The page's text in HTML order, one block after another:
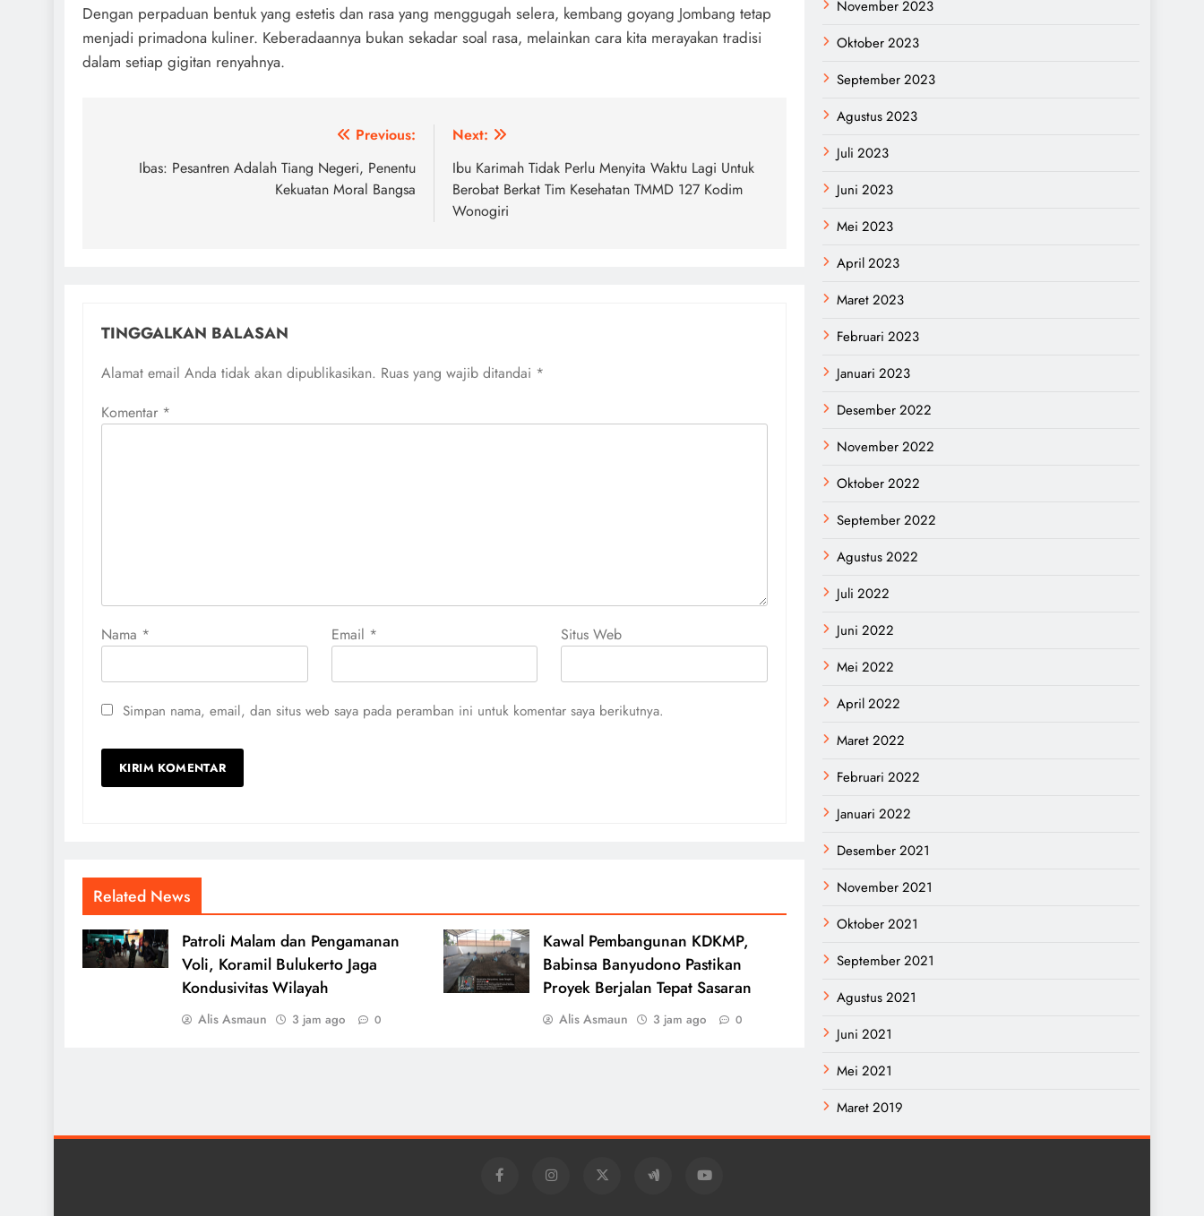
Dengan perpaduan bentuk yang estetis dan rasa yang menggugah selera, kembang goyang Jombang tetap
menjadi primadona kuliner. Keberadaannya bukan sekadar soal rasa, melainkan cara kita merayakan tradisi
dalam setiap gigitan renyahnya.
Previous:
Ibas: Pesantren Adalah Tiang Negeri, Penentu
Kekuatan Moral Bangsa
Next:
Ibu Karimah Tidak Perlu Menyita Waktu Lagi Untuk
Berobat Berkat Tim Kesehatan TMMD 127 Kodim
Wonogiri
TINGGALKAN BALASAN
Alamat email Anda tidak akan dipublikasikan. Ruas yang wajib ditandai *
Komentar *
Nama * Email * Situs Web
Simpan nama, email, dan situs web saya pada peramban ini untuk komentar saya berikutnya.
Related News
Patroli Malam dan Pengamanan
Voli, Koramil Bulukerto Jaga
Kondusivitas Wilayah
Alis Asmaun 3 jam ago 0
Kawal Pembangunan KDKMP,
Babinsa Banyudono Pastikan
Proyek Berjalan Tepat Sasaran
Alis Asmaun 3 jam ago 0
November 2023
Oktober 2023
September 2023
Agustus 2023
Juli 2023
Juni 2023
Mei 2023
April 2023
Maret 2023
Februari 2023
Januari 2023
Desember 2022
November 2022
Oktober 2022
September 2022
Agustus 2022
Juli 2022
Juni 2022
Mei 2022
April 2022
Maret 2022
Februari 2022
Januari 2022
Desember 2021
November 2021
Oktober 2021
September 2021
Agustus 2021
Juni 2021
Mei 2021
Maret 2019